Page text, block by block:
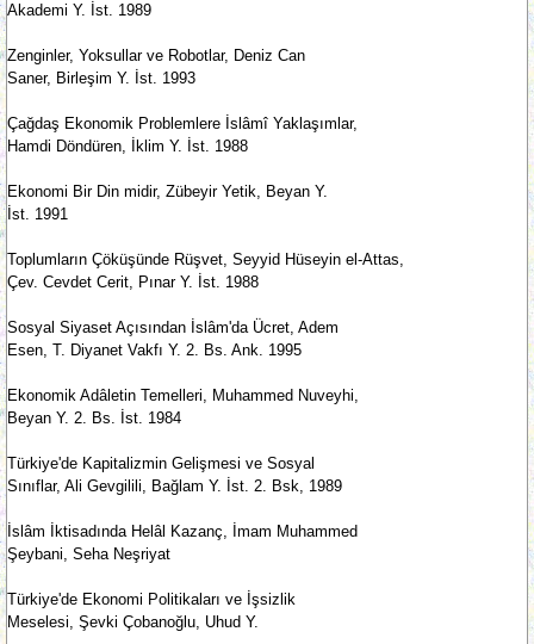
Akademi Y. İst. 1989
Zenginler, Yoksullar ve Robotlar, Deniz Can
Saner, Birleşim Y. İst. 1993
Çağdaş Ekonomik Problemlere İslâmî Yaklaşımlar,
Hamdi Döndüren, İklim Y. İst. 1988
Ekonomi Bir Din midir, Zübeyir Yetik, Beyan Y.
İst. 1991
Toplumların Çöküşünde Rüşvet, Seyyid Hüseyin el-Attas,
Çev. Cevdet Cerit, Pınar Y. İst. 1988
Sosyal Siyaset Açısından İslâm'da Ücret, Adem
Esen, T. Diyanet Vakfı Y. 2. Bs. Ank. 1995
Ekonomik Adâletin Temelleri, Muhammed Nuveyhi,
Beyan Y. 2. Bs. İst. 1984
Türkiye'de Kapitalizmin Gelişmesi ve Sosyal
Sınıflar, Ali Gevgilili, Bağlam Y. İst. 2. Bsk, 1989
İslâm İktisadında Helâl Kazanç, İmam Muhammed
Şeybani, Seha Neşriyat
Türkiye'de Ekonomi Politikaları ve İşsizlik
Meselesi, Şevki Çobanoğlu, Uhud Y.